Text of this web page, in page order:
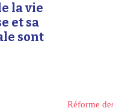
la vie
et sa
sont
Réforme